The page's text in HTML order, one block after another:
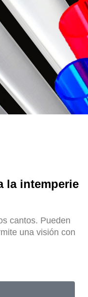
la intemperie
cantos. Pueden
una visión con